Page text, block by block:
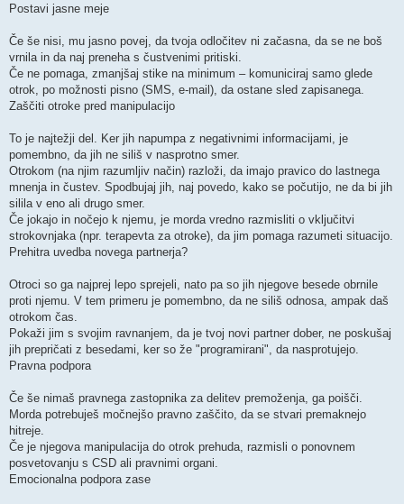
Postavi jasne meje
Če še nisi, mu jasno povej, da tvoja odločitev ni začasna, da se ne boš
vrnila in da naj preneha s čustvenimi pritiski.
Če ne pomaga, zmanjšaj stike na minimum – komuniciraj samo glede
otrok, po možnosti pisno (SMS, e-mail), da ostane sled zapisanega.
Zaščiti otroke pred manipulacijo
To je najtežji del. Ker jih napumpa z negativnimi informacijami, je
pomembno, da jih ne siliš v nasprotno smer.
Otrokom (na njim razumljiv način) razloži, da imajo pravico do lastnega
mnenja in čustev. Spodbujaj jih, naj povedo, kako se počutijo, ne da bi jih
silila v eno ali drugo smer.
Če jokajo in nočejo k njemu, je morda vredno razmisliti o vključitvi
strokovnjaka (npr. terapevta za otroke), da jim pomaga razumeti situacijo.
Prehitra uvedba novega partnerja?
Otroci so ga najprej lepo sprejeli, nato pa so jih njegove besede obrnile
proti njemu. V tem primeru je pomembno, da ne siliš odnosa, ampak daš
otrokom čas.
Pokaži jim s svojim ravnanjem, da je tvoj novi partner dober, ne poskušaj
jih prepričati z besedami, ker so že "programirani", da nasprotujejo.
Pravna podpora
Če še nimaš pravnega zastopnika za delitev premoženja, ga poišči.
Morda potrebuješ močnejšo pravno zaščito, da se stvari premaknejo
hitreje.
Če je njegova manipulacija do otrok prehuda, razmisli o ponovnem
posvetovanju s CSD ali pravnimi organi.
Emocionalna podpora zase